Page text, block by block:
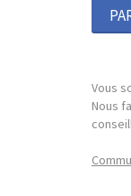
Vous
Nous